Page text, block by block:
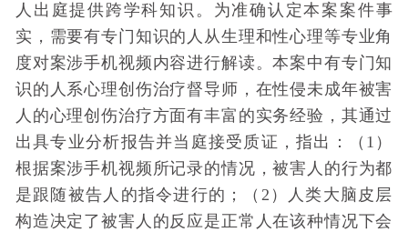
人出庭提供跨学科知识。为准确认定本案案件事
实，需要有专门知识的人从生理和性心理等专业角
度对案涉手机视频内容进行解读。本案中有专门知
识的人系心理创伤治疗督导师，在性侵未成年被害
人的心理创伤治疗方面有丰富的实务经验，其通过
出具专业分析报告并当庭接受质证，指出：（1）
根据案涉手机视频所记录的情况，被害人的行为都
是跟随被告人的指令进行的；（2）人类大脑皮层
构造决定了被害人的反应是正常人在该种情况下会